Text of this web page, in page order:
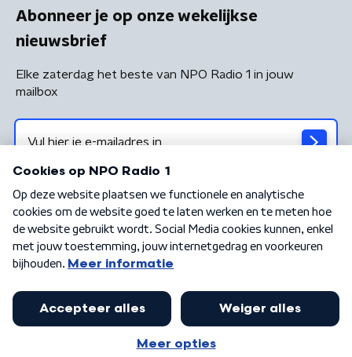
Abonneer je op onze wekelijkse
nieuwsbrief
Elke zaterdag het beste van NPO Radio 1 in jouw
mailbox
Algemene voorwaarden